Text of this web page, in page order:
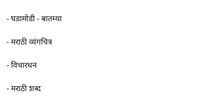
-घडामोडी - बातम्या
-मराठी व्यंगचित्र
-विचारधन
-मराठी शब्द